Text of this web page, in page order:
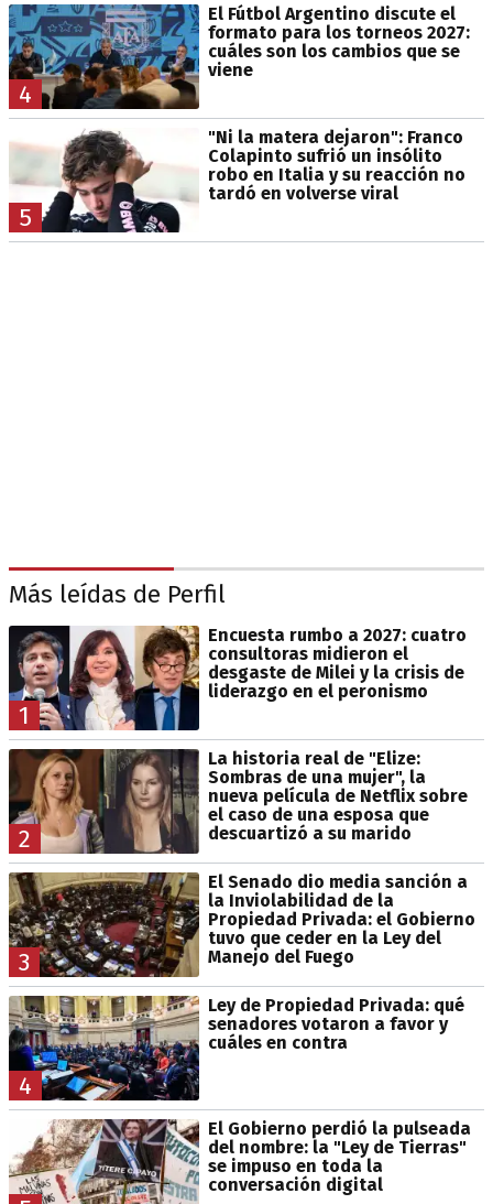
4
El Fútbol Argentino discute el
formato para los torneos 2027:
cuáles son los cambios que se
viene
5
"Ni la matera dejaron": Franco
Colapinto sufrió un insólito
robo en Italia y su reacción no
tardó en volverse viral
Más leídas de Perfil
1
Encuesta rumbo a 2027: cuatro
consultoras midieron el
desgaste de Milei y la crisis de
liderazgo en el peronismo
2
La historia real de "Elize:
Sombras de una mujer", la
nueva película de Netflix sobre
el caso de una esposa que
descuartizó a su marido
3
El Senado dio media sanción a
la Inviolabilidad de la
Propiedad Privada: el Gobierno
tuvo que ceder en la Ley del
Manejo del Fuego
4
Ley de Propiedad Privada: qué
senadores votaron a favor y
cuáles en contra
El Gobierno perdió la pulseada
del nombre: la "Ley de Tierras"
se impuso en toda la
conversación digital